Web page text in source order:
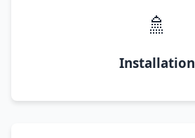
🚿
Installation